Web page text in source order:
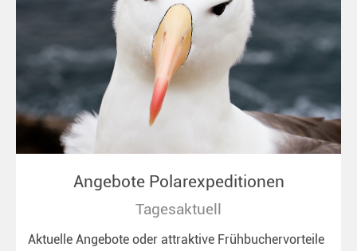
Angebote Polarexpeditionen
Tagesaktuell
Aktuelle Angebote oder attraktive Frühbuchervorteile